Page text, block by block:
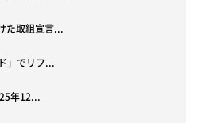
た取組宣言...
」でリフ...
年12...